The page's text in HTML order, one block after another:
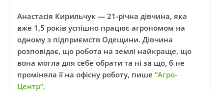
Анастасія Кирильчук — 21-річна дівчина, яка
вже 1,5 років успішно працює агрономом на
одному з підприємств Одещини. Дівчина
розповідає, що робота на землі найкраще, що
вона могла для себе обрати та ні за що, б не
проміняла її на офісну роботу, пише “Агро-
Центр”,